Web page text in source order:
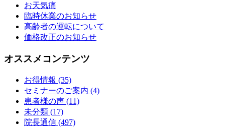
お天気痛
臨時休業のお知らせ
高齢者の運転について
価格改正のお知らせ
オススメコンテンツ
お得情報 (35)
セミナーのご案内 (4)
患者様の声 (11)
未分類 (17)
院長通信 (497)